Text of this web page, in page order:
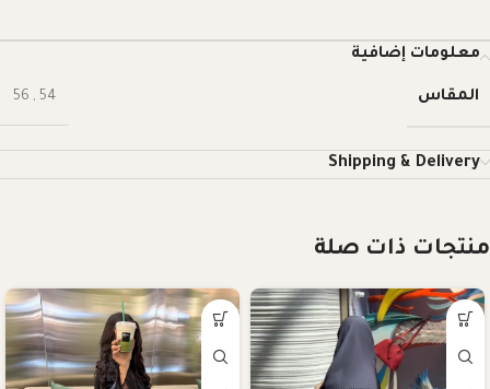
معلومات إضافية
المقاس 54
,
56
Shipping & Delivery
منتجات ذات صلة